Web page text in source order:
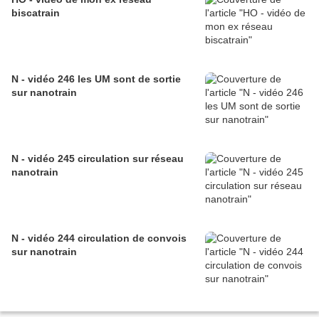
biscatrain
N - vidéo 246 les UM sont de sortie
sur nanotrain
N - vidéo 245 circulation sur réseau
nanotrain
N - vidéo 244 circulation de convois
sur nanotrain